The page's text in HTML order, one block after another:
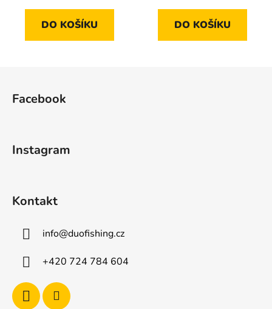
DO KOŠÍKU DO KOŠÍKU
Facebook
Instagram
Kontakt
info@duofishing.cz
+420 724 784 604